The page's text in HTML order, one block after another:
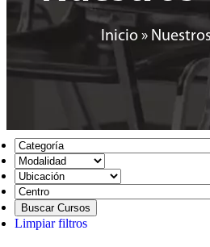
Inicio »
Limpiar filtros